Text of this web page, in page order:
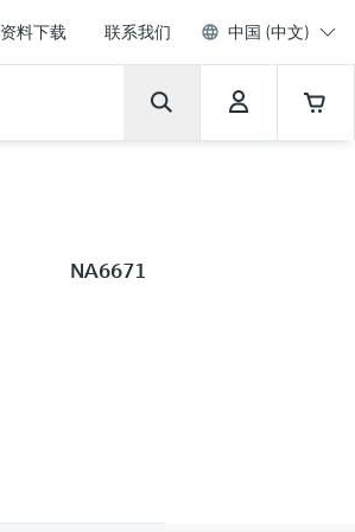
资料下载 联系我们 中国 (中文)
NA6671